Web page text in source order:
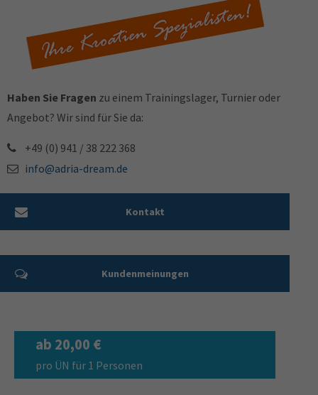
Haben Sie Fragen zu einem Trainingslager, Turnier oder
Angebot? Wir sind für Sie da:
+49 (0) 941 / 38 222 368
info@adria-dream.de
Kontakt
Kundenmeinungen
ab 20,00 €
pro ÜN für 1 Personen